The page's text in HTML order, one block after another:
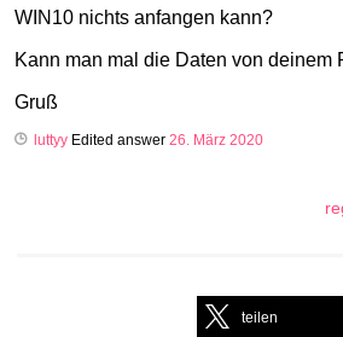
WIN10 nichts anfangen kann?
Kann man mal die Daten von deinem
Gruß
luttyy Edited answer 26. März 2020
teilen